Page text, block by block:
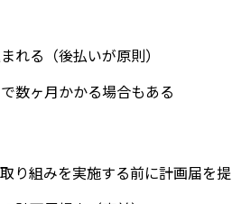
れる（後払いが原則）
数ヶ月かかる場合もある
り組みを実施する前に計画届を